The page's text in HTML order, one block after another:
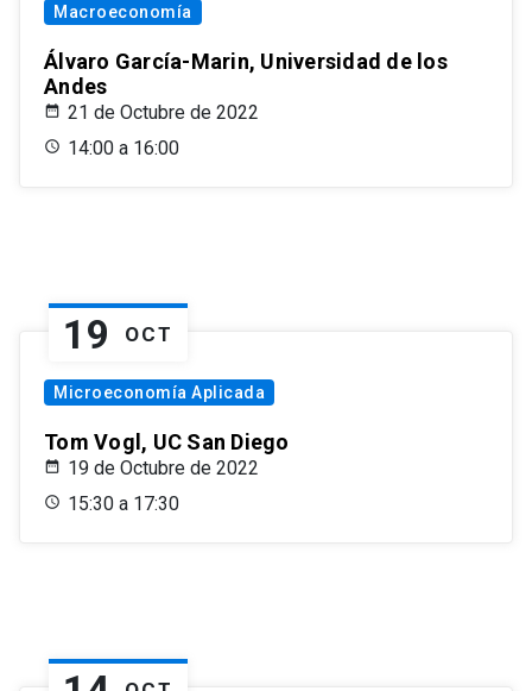
Macroeconomía
Álvaro García-Marin, Universidad de los
Andes
21 de Octubre de 2022
14:00 a 16:00
19 OCT
Microeconomía Aplicada
Tom Vogl, UC San Diego
19 de Octubre de 2022
15:30 a 17:30